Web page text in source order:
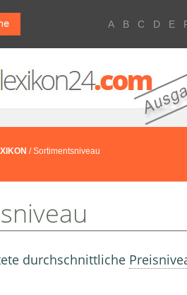
A B C D E
/ Sortimentsniveau
durchschnittliche